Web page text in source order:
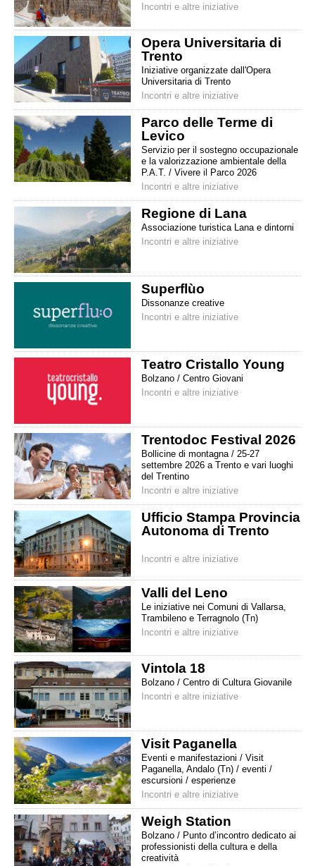
Incontri e altre iniziative
Opera Universitaria di
Trento
Iniziative organizzate dall'Opera
Universitaria di Trento
Incontri e altre iniziative
Parco delle Terme di
Levico
Servizio per il sostegno occupazionale
e la valorizzazione ambientale della
P.A.T. / Vivere il Parco 2026
Incontri e altre iniziative
Regione di Lana
Associazione turistica Lana e dintorni
Incontri e altre iniziative
Superflùo
Dissonanze creative
Incontri e altre iniziative
Teatro Cristallo Young
Bolzano / Centro Giovani
Incontri e altre iniziative
Trentodoc Festival 2026
Bollicine di montagna / 25-27
settembre 2026 a Trento e vari luoghi
del Trentino
Incontri e altre iniziative
Ufficio Stampa Provincia
Autonoma di Trento
Incontri e altre iniziative
Valli del Leno
Le iniziative nei Comuni di Vallarsa,
Trambileno e Terragnolo (Tn)
Incontri e altre iniziative
Vintola 18
Bolzano / Centro di Cultura Giovanile
Incontri e altre iniziative
Visit Paganella
Eventi e manifestazioni / Visit
Paganella, Andalo (Tn) / eventi /
escursioni / esperienze
Incontri e altre iniziative
Weigh Station
Bolzano / Punto d’incontro dedicato ai
professionisti della cultura e della
creatività